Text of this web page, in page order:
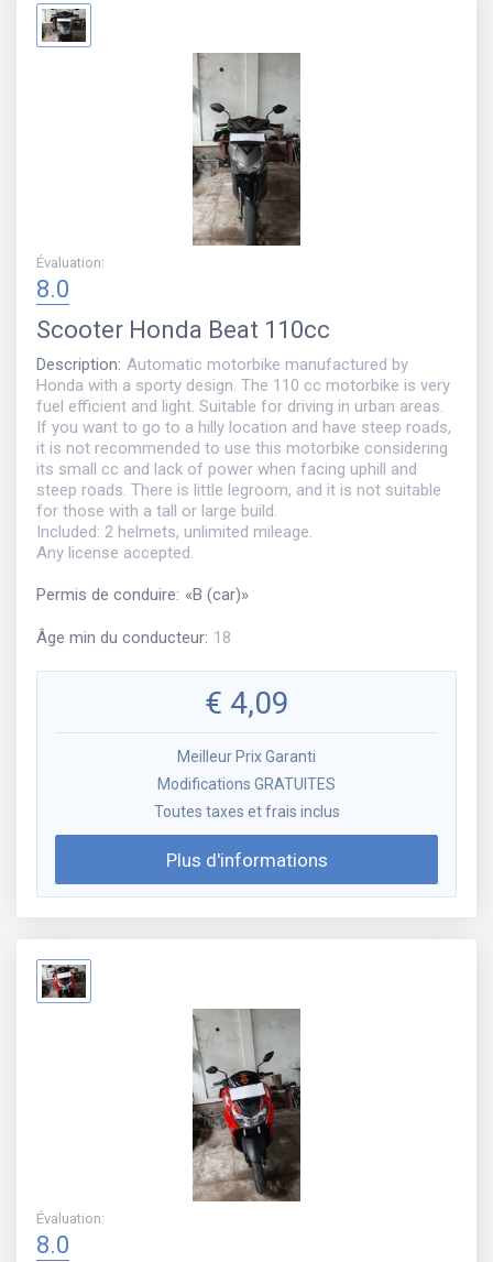
Évaluation:
8.0
Scooter Honda Beat 110cc
Description: Automatic motorbike manufactured by
Honda with a sporty design. The 110 cc motorbike is very
fuel efficient and light. Suitable for driving in urban areas.
If you want to go to a hilly location and have steep roads,
it is not recommended to use this motorbike considering
its small cc and lack of power when facing uphill and
steep roads. There is little legroom, and it is not suitable
for those with a tall or large build.
Included: 2 helmets, unlimited mileage.
Any license accepted.
Permis de conduire: «B (car)»
Âge min du conducteur: 18
€ 4,09
Meilleur Prix Garanti
Modifications GRATUITES
Toutes taxes et frais inclus
Plus d'informations
Évaluation:
8.0